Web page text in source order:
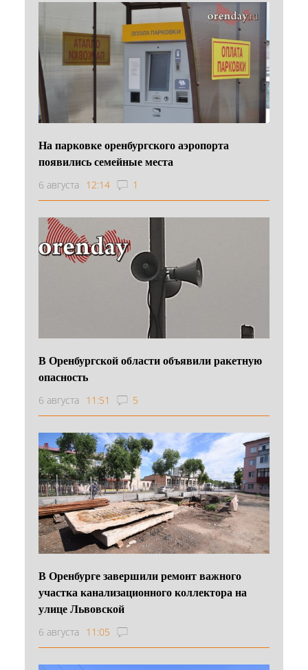
На парковке оренбургского аэропорта
появились семейные места
6 августа 12:14 1
В Оренбургской области объявили ракетную
опасность
6 августа 11:51 5
В Оренбурге завершили ремонт важного
участка канализационного коллектора на
улице Львовской
6 августа 11:05